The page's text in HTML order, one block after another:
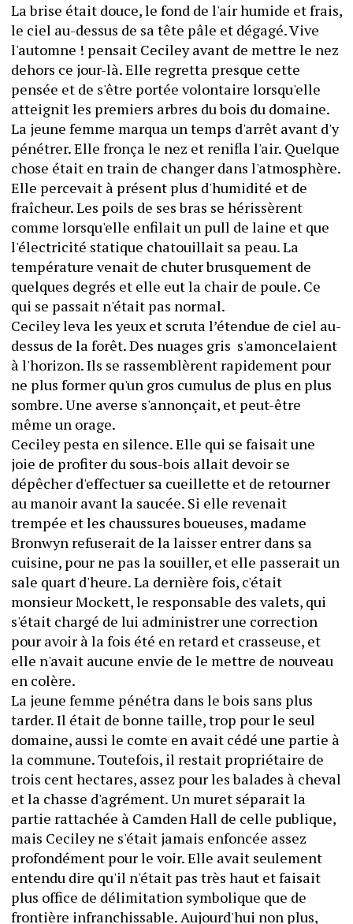
La brise était douce, le fond de l'air humide et frais,
le ciel au-dessus de sa tête pâle et dégagé. Vive
l'automne ! pensait Ceciley avant de mettre le nez
dehors ce jour-là. Elle regretta presque cette
pensée et de s'être portée volontaire lorsqu'elle
atteignit les premiers arbres du bois du domaine.
La jeune femme marqua un temps d'arrêt avant d'y
pénétrer. Elle fronça le nez et renifla l'air. Quelque
chose était en train de changer dans l'atmosphère.
Elle percevait à présent plus d'humidité et de
fraîcheur. Les poils de ses bras se hérissèrent
comme lorsqu'elle enfilait un pull de laine et que
l'électricité statique chatouillait sa peau. La
température venait de chuter brusquement de
quelques degrés et elle eut la chair de poule. Ce
qui se passait n'était pas normal.
Ceciley leva les yeux et scruta l’étendue de ciel au-
dessus de la forêt. Des nuages gris  s'amoncelaient
à l'horizon. Ils se rassemblèrent rapidement pour
ne plus former qu'un gros cumulus de plus en plus
sombre. Une averse s'annonçait, et peut-être
même un orage.
Ceciley pesta en silence. Elle qui se faisait une
joie de profiter du sous-bois allait devoir se
dépêcher d'effectuer sa cueillette et de retourner
au manoir avant la saucée. Si elle revenait
trempée et les chaussures boueuses, madame
Bronwyn refuserait de la laisser entrer dans sa
cuisine, pour ne pas la souiller, et elle passerait un
sale quart d'heure. La dernière fois, c'était
monsieur Mockett, le responsable des valets, qui
s'était chargé de lui administrer une correction
pour avoir à la fois été en retard et crasseuse, et
elle n'avait aucune envie de le mettre de nouveau
en colère.
La jeune femme pénétra dans le bois sans plus
tarder. Il était de bonne taille, trop pour le seul
domaine, aussi le comte en avait cédé une partie à
la commune. Toutefois, il restait propriétaire de
trois cent hectares, assez pour les balades à cheval
et la chasse d'agrément. Un muret séparait la
partie rattachée à Camden Hall de celle publique,
mais Ceciley ne s'était jamais enfoncée assez
profondément pour le voir. Elle avait seulement
entendu dire qu'il n'était pas très haut et faisait
plus office de délimitation symbolique que de
frontière infranchissable. Aujourd'hui non plus,